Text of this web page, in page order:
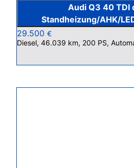
Audi Q3 40 TDI
Standheizung/AHK/
29.500 €
Diesel, 46.039 km, 200 PS,